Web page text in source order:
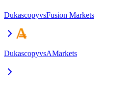
DukascopyvsFusion Markets
DukascopyvsAMarkets